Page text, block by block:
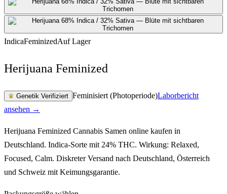
IndicaFeminizedAuf Lager
Herijuana Feminized
♛ Genetik Verifiziert Feminisiert (Photoperiode)Laborbericht
ansehen →
Herijuana Feminized Cannabis Samen online kaufen in
Deutschland. Indica-Sorte mit 24% THC. Wirkung: Relaxed,
Focused, Calm. Diskreter Versand nach Deutschland, Österreich
und Schweiz mit Keimungsgarantie.